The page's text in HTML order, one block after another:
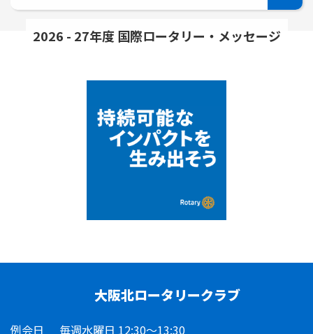
2026 - 27年度 国際ロータリー・メッセージ
大阪北ロータリークラブ
例会日 毎週水曜日 12:30～13:30